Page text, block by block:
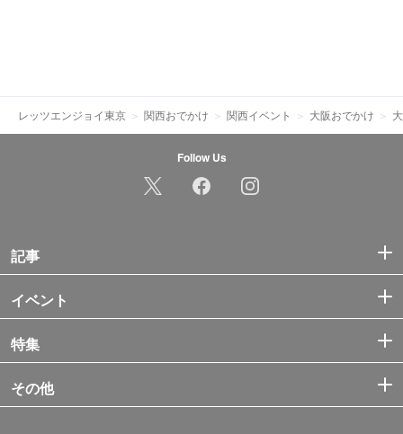
レッツエンジョイ東京 関西おでかけ 関西イベント 大阪おでかけ
Follow Us
記事
イベント
特集
その他